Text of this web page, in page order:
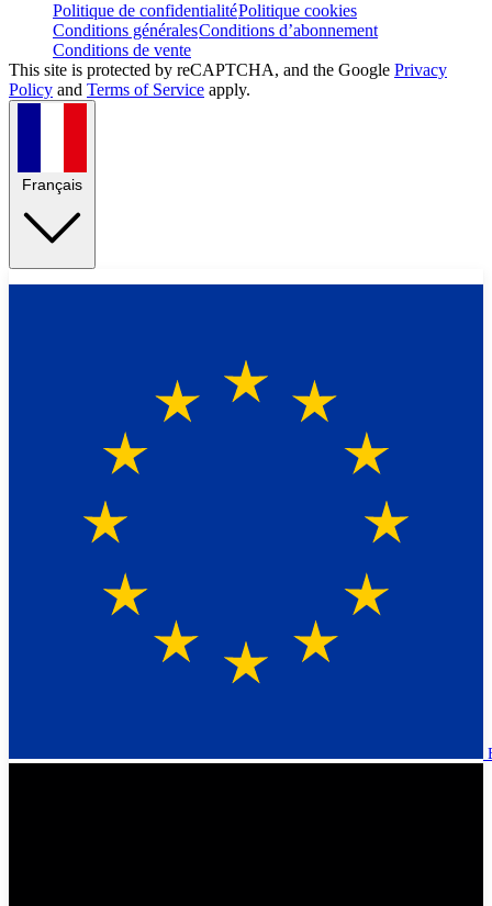
Politique de confidentialitéPolitique cookies
Conditions généralesConditions d’abonnement
Conditions de vente
This site is protected by reCAPTCHA, and the Google Privacy
Policy and Terms of Service apply.
Français